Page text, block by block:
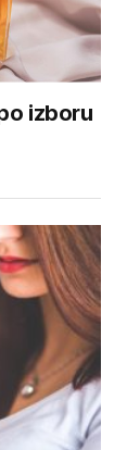
izboru